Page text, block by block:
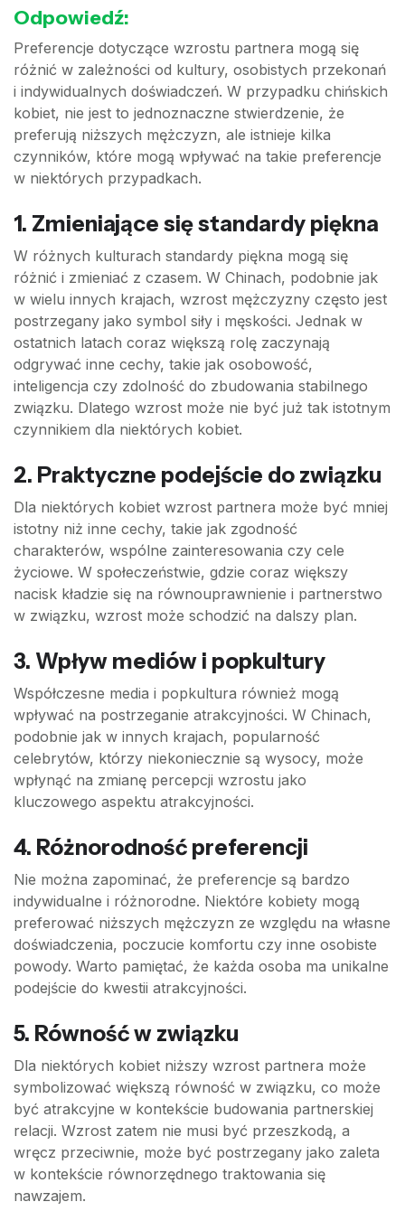
Odpowiedź:
Preferencje dotyczące wzrostu partnera mogą się
różnić w zależności od kultury, osobistych przekonań
i indywidualnych doświadczeń. W przypadku chińskich
kobiet, nie jest to jednoznaczne stwierdzenie, że
preferują niższych mężczyzn, ale istnieje kilka
czynników, które mogą wpływać na takie preferencje
w niektórych przypadkach.
1. Zmieniające się standardy piękna
W różnych kulturach standardy piękna mogą się
różnić i zmieniać z czasem. W Chinach, podobnie jak
w wielu innych krajach, wzrost mężczyzny często jest
postrzegany jako symbol siły i męskości. Jednak w
ostatnich latach coraz większą rolę zaczynają
odgrywać inne cechy, takie jak osobowość,
inteligencja czy zdolność do zbudowania stabilnego
związku. Dlatego wzrost może nie być już tak istotnym
czynnikiem dla niektórych kobiet.
2. Praktyczne podejście do związku
Dla niektórych kobiet wzrost partnera może być mniej
istotny niż inne cechy, takie jak zgodność
charakterów, wspólne zainteresowania czy cele
życiowe. W społeczeństwie, gdzie coraz większy
nacisk kładzie się na równouprawnienie i partnerstwo
w związku, wzrost może schodzić na dalszy plan.
3. Wpływ mediów i popkultury
Współczesne media i popkultura również mogą
wpływać na postrzeganie atrakcyjności. W Chinach,
podobnie jak w innych krajach, popularność
celebrytów, którzy niekoniecznie są wysocy, może
wpłynąć na zmianę percepcji wzrostu jako
kluczowego aspektu atrakcyjności.
4. Różnorodność preferencji
Nie można zapominać, że preferencje są bardzo
indywidualne i różnorodne. Niektóre kobiety mogą
preferować niższych mężczyzn ze względu na własne
doświadczenia, poczucie komfortu czy inne osobiste
powody. Warto pamiętać, że każda osoba ma unikalne
podejście do kwestii atrakcyjności.
5. Równość w związku
Dla niektórych kobiet niższy wzrost partnera może
symbolizować większą równość w związku, co może
być atrakcyjne w kontekście budowania partnerskiej
relacji. Wzrost zatem nie musi być przeszkodą, a
wręcz przeciwnie, może być postrzegany jako zaleta
w kontekście równorzędnego traktowania się
nawzajem.